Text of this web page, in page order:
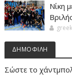
Νίκη
ΔΗΜΟΦΙΛΗ
Σώστε το